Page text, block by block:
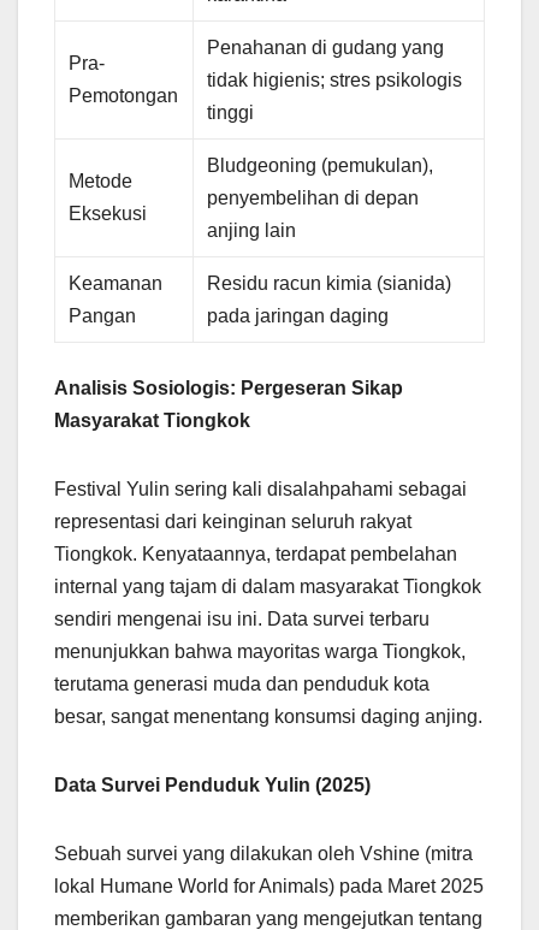
Pra-
Pemotongan
Penahanan di gudang yang
tidak higienis; stres psikologis
tinggi
Metode
Eksekusi
Bludgeoning (pemukulan),
penyembelihan di depan
anjing lain
Keamanan
Pangan
Residu racun kimia (sianida)
pada jaringan daging
Analisis Sosiologis: Pergeseran Sikap
Masyarakat Tiongkok
Festival Yulin sering kali disalahpahami sebagai
representasi dari keinginan seluruh rakyat
Tiongkok. Kenyataannya, terdapat pembelahan
internal yang tajam di dalam masyarakat Tiongkok
sendiri mengenai isu ini. Data survei terbaru
menunjukkan bahwa mayoritas warga Tiongkok,
terutama generasi muda dan penduduk kota
besar, sangat menentang konsumsi daging anjing.
Data Survei Penduduk Yulin (2025)
Sebuah survei yang dilakukan oleh Vshine (mitra
lokal Humane World for Animals) pada Maret 2025
memberikan gambaran yang mengejutkan tentang